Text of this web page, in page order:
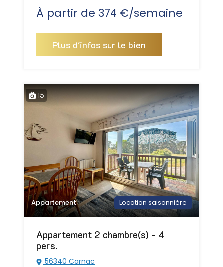
À partir de 374 €/semaine
Plus d'infos sur le bien
15
Appartement Location saisonnière
Appartement 2 chambre(s) - 4
pers.
56340 Carnac